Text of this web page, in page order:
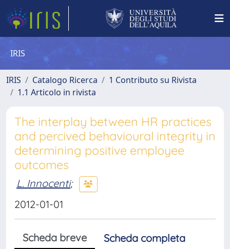
IRIS
IRIS Catalogo Ricerca
1 Contributo su Rivista
1.1 Articolo in rivista
The interplay between HR practices
and percived behavioural integrity in
determining positive employee
outcomes
L. Innocenti;
2012-01-01
Scheda breve
Scheda completa